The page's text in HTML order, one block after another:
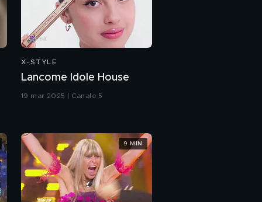
Marcella Bella e Mario
Marcella Bella:
Serena Rossi e il
ritorno a teatro
X-STYLE
Lancome Idole House
19 mar 2025 | Canale 5
9 MIN